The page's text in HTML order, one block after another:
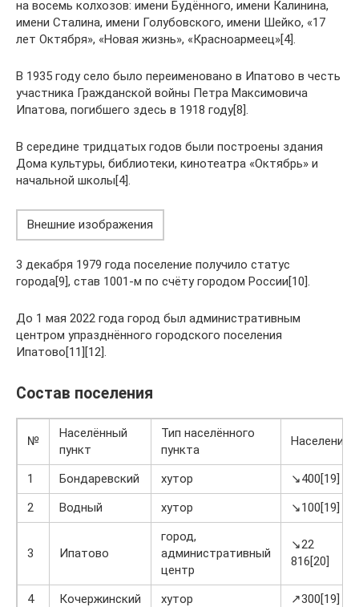
на восемь колхозов: имени Будённого, имени Калинина,
имени Сталина, имени Голубовского, имени Шейко, «17
лет Октября», «Новая жизнь», «Красноармеец»[4].
В 1935 году село было переименовано в Ипатово в честь
участника Гражданской войны Петра Максимовича
Ипатова, погибшего здесь в 1918 году[8].
В середине тридцатых годов были построены здания
Дома культуры, библиотеки, кинотеатра «Октябрь» и
начальной школы[4].
Внешние изображения
3 декабря 1979 года поселение получило статус
города[9], став 1001-м по счёту городом России[10].
До 1 мая 2022 года город был административным
центром упразднённого городского поселения
Ипатово[11][12].
Состав поселения
№
Населённый
пункт
Тип населённого
пункта
Население
1 Бондаревский хутор
↘400[19]
2
Водный хутор ↘100[19]
3 Ипатово
город,
административный
центр
↘22
816[20]
4 Кочержинский хутор ↗300[19]